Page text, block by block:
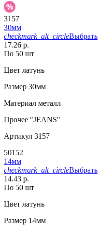
3157
30мм
checkmark_alt_circleВыбрать
17.26 р.
По 50 шт
Цвет латунь
Размер 30мм
Материал металл
Прочее "JEANS"
Артикул 3157
50152
14мм
checkmark_alt_circleВыбрать
14.43 р.
По 50 шт
Цвет латунь
Размер 14мм